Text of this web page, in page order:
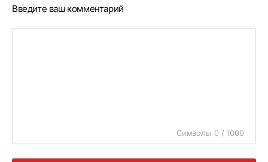
Введите ваш комментарий
Символы 0 / 1000